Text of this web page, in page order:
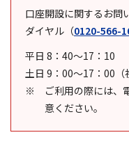
口座開設に関するお問
ダイヤル （0120-566-
平日 8：40～17：10
土日 9：00～17：00（
ご利用の際には、
意ください。